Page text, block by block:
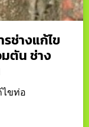
ช่างแก้ไข
ตัน ช่าง
ไขท่อ